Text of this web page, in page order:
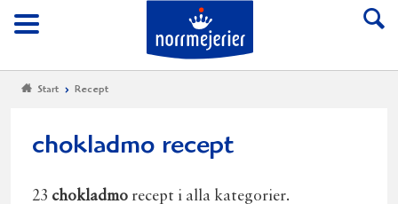
Meny
Till Norrmejerier
Start Recept
chokladmo recept
23 chokladmo recept i alla kategorier.